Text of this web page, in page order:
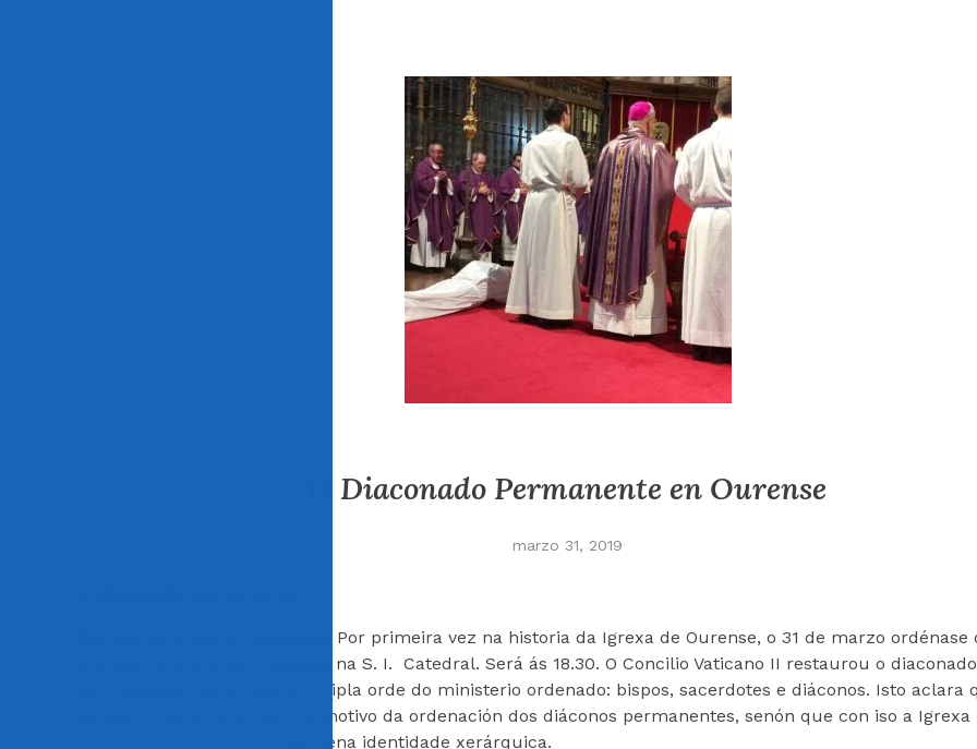
O Diaconado Permanente en Ourense
marzo 31, 2019
: Por primeira vez na historia da Igrexa de Ourense, o 31 de marzo ordénase
primeiro diácono permanente na S. I. Catedral. Será ás 18.30. O Concilio Vaticano II restaurou o diaconado
permanente, reafirmando a tripla orde do ministerio ordenado: bispos, sacerdotes e diáconos. Isto aclara
escaseza sacerdotal non é o motivo da ordenación dos diáconos permanentes, senón que con iso a
a súa plena identidade xerárquica.